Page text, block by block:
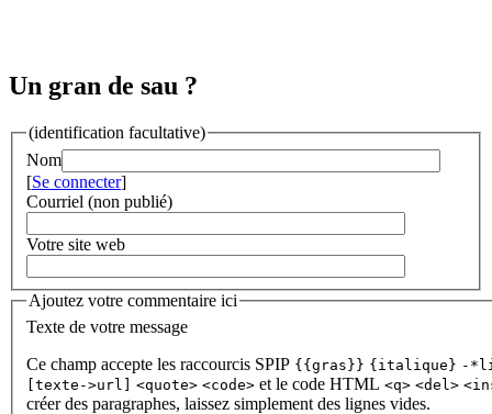
Un gran de sau ?
(identification facultative)
Nom
[Se connecter]
Courriel (non publié)
Votre site web
Ajoutez votre commentaire ici
Texte de votre message
Ce champ accepte les raccourcis SPIP {{gras}} {italique} -
[texte->url] <quote> <code> et le code HTML <q> <del>
créer des paragraphes, laissez simplement des lignes vides.